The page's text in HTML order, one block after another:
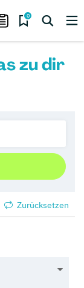
0
zu dir
Zurücksetzen